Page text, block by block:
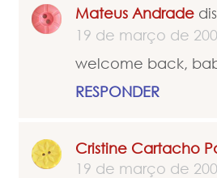
Mateus Andrade
19 de março de
welcome back,
RESPONDER
Cristine Cartacho
19 de março de